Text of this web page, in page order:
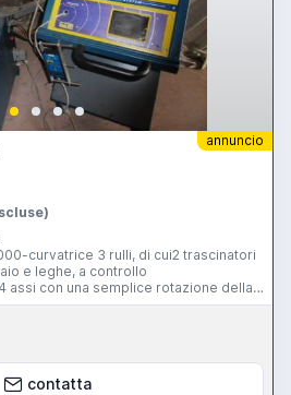
annuncio
curvatrice 3 rulli, di cui2 trascinatori
e leghe, a controllo
assi con una semplice rotazione della
profilati con momento d'inerzia
compreso moto estrattore per
curvature piccoli diametri, raggiometro
raggi di curvatura.
alcune matrici mai usate
contatta